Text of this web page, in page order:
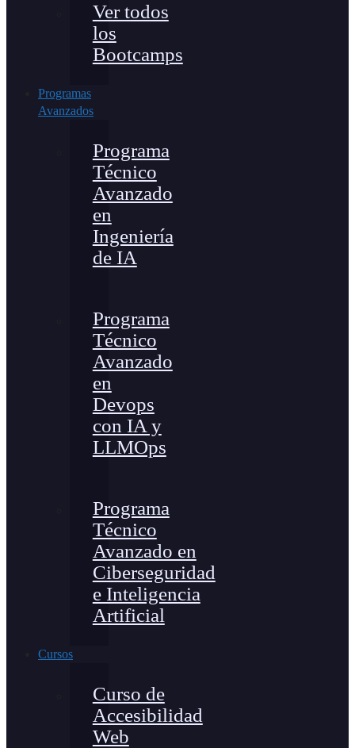
Ver todos
los
Bootcamps
Programas
Avanzados
Programa
Técnico
Avanzado
en
Ingeniería
de IA
Programa
Técnico
Avanzado
en
Devops
con IA y
LLMOps
Programa
Técnico
Avanzado en
Ciberseguridad
e Inteligencia
Artificial
Cursos
Curso de
Accesibilidad
Web